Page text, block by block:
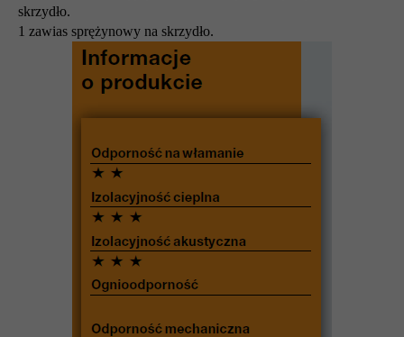
skrzydło.
1 zawias sprężynowy na skrzydło.